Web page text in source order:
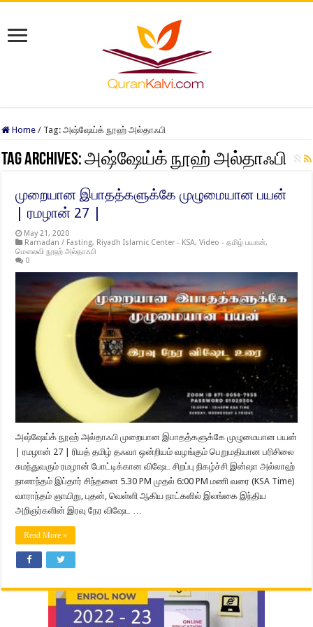
Home / Tag:அஷ்ஷேய்க் நூஹ் அல்தாஃபி
Tag Archives:அஷ்ஷேய்க் நூஹ் அல்தாஃபி
முறையான இபாதத்களுக்கே முழுமையான பயன்
| ரமழான் 27 |
May 21, 2020
Ramadan / Fasting, Riyadh Islamic Center - KSA,Video - தமிழ் பயான்,
மௌலவி நூஹ் அல்தாஃபி
0
அஷ்ஷேய்க் நூஹ் அல்தாஃபி முறையான இபாதத்களுக்கே முழுமையான பயன்
| ரமழான் 27 | ரியத் தமிழ் தஃவா ஒன்றியம் வழங்கும் பெறுமதியான பரிசிலை
சுமந்துவரும் ரமழான் போட்டிக்கான விஷேட சிறப்பு நிகழ்ச்சி இன்ஷா அல்லாஹ்
நாளாந்தம் இப்தார் சிந்தனை 5.30 PM முதல் 6:00 PM மணி வரை (KSA Time)
வாராந்தம் ஞாயிறு, புதன், வெள்ளி ஆகிய நாட்களில் இலங்கை இந்திய
அறிஞர்களின் இரவு நேர விஷேட …
Read More »